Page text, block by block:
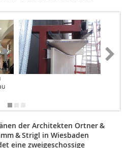
der Architekten Ortner &
& Strigl in Wiesbaden
eine zweigeschossige